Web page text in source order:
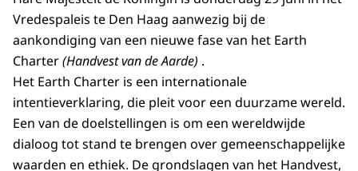
Vredespaleis te Den Haag aanwezig bij de
aankondiging van een nieuwe fase van het Earth
Charter(Handvest van de Aarde) .
Het Earth Charter is een internationale
intentieverklaring, die pleit voor een duurzame wereld.
Een van de doelstellingen is om een wereldwijde
dialoog tot stand te brengen over gemeenschappelijke
waarden en ethiek. De grondslagen van het Handvest,